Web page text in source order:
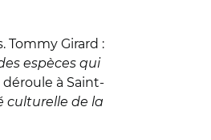
Tommy Girard :
espèces qui
à Saint-
culturelle de la